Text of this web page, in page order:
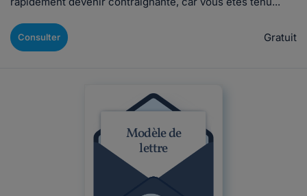
Consulter Gratuit
Modèle de
lettre